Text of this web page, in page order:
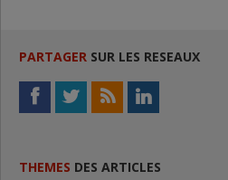
PARTAGER SUR LES RESEAUX
THEMES DES ARTICLES